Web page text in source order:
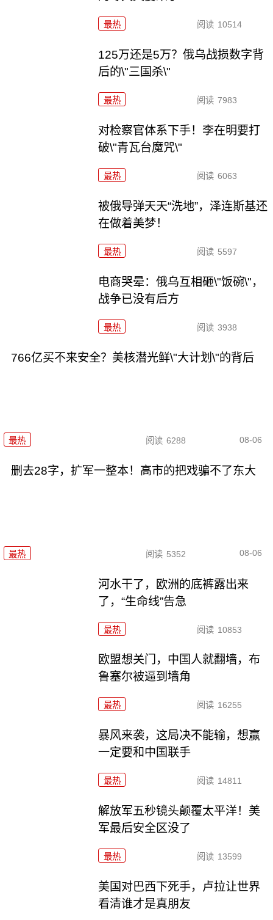
最热 阅读 10514
125万还是5万？俄乌战损数字背
后的\"三国杀\"
最热 阅读 7983
对检察官体系下手！李在明要打
破\"青瓦台魔咒\"
最热 阅读 6063
被俄导弹天天“洗地”，泽连斯基还
在做着美梦！
最热 阅读 5597
电商哭晕：俄乌互相砸\"饭碗\"，
战争已没有后方
最热 阅读 3938
766亿买不来安全？美核潜光鲜\"大计划\"的背后
最热 阅读 6288 08-06
删去28字，扩军一整本！高市的把戏骗不了东大
最热 阅读 5352 08-06
河水干了，欧洲的底裤露出来
了，“生命线”告急
最热 阅读 10853
欧盟想关门，中国人就翻墙，布
鲁塞尔被逼到墙角
最热 阅读 16255
暴风来袭，这局决不能输，想赢
一定要和中国联手
最热 阅读 14811
解放军五秒镜头颠覆太平洋！美
军最后安全区没了
最热 阅读 13599
美国对巴西下死手，卢拉让世界
看清谁才是真朋友